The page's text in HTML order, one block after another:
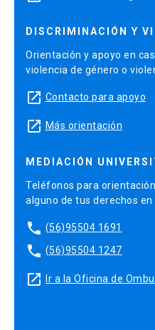
DISCRIMINACIÓN Y
Orientación y apoyo en
violencia de género o
launch Contacto para apoyo
launch Más orientación
MEDIACIÓN
Teléfonos para
alguno de tus derechos en
phone (56)95504 1691
phone (56)95504 1247
launch Ir a la Oficina de